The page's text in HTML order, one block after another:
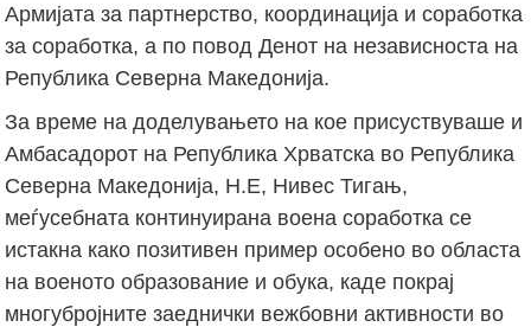
Армијата за партнерство, координација и соработка
за соработка, а по повод Денот на независноста на
Република Северна Македонија.
За време на доделувањето на кое присуствуваше и
Амбасадорот на Република Хрватска во Република
Северна Македонија, Н.Е, Нивес Тигањ,
меѓусебната континуирана воена соработка се
истакна како позитивен пример особено во областа
на военото образование и обука, каде покрај
многубројните заеднички вежбовни активности во